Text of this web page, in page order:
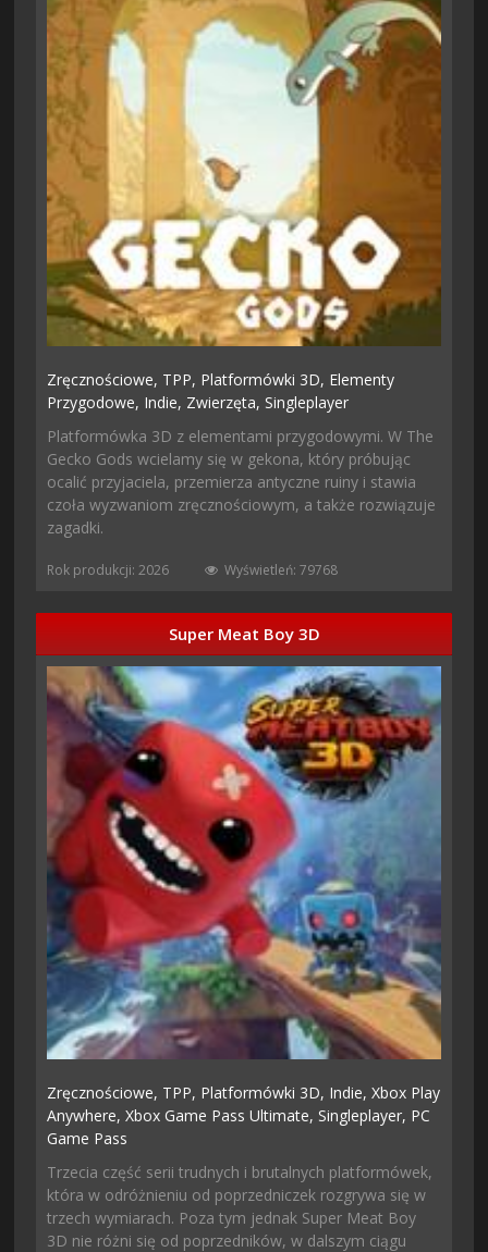
Zręcznościowe, TPP, Platformówki 3D, Elementy
Przygodowe, Indie, Zwierzęta,Singleplayer
Platformówka 3D z elementami przygodowymi. W The
Gecko Gods wcielamy się w gekona, który próbując
ocalić przyjaciela, przemierza antyczne ruiny i stawia
czoła wyzwaniom zręcznościowym, a także rozwiązuje
zagadki.
Rok produkcji: 2026 Wyświetleń: 79768
Super Meat Boy 3D
Zręcznościowe, TPP, Platformówki 3D, Indie,Xbox Play
Anywhere,Xbox Game Pass Ultimate,Singleplayer, PC
Game Pass
Trzecia część serii trudnych i brutalnych platformówek,
która w odróżnieniu od poprzedniczek rozgrywa się w
trzech wymiarach. Poza tym jednak Super Meat Boy
3D nie różni się od poprzedników, w dalszym ciągu